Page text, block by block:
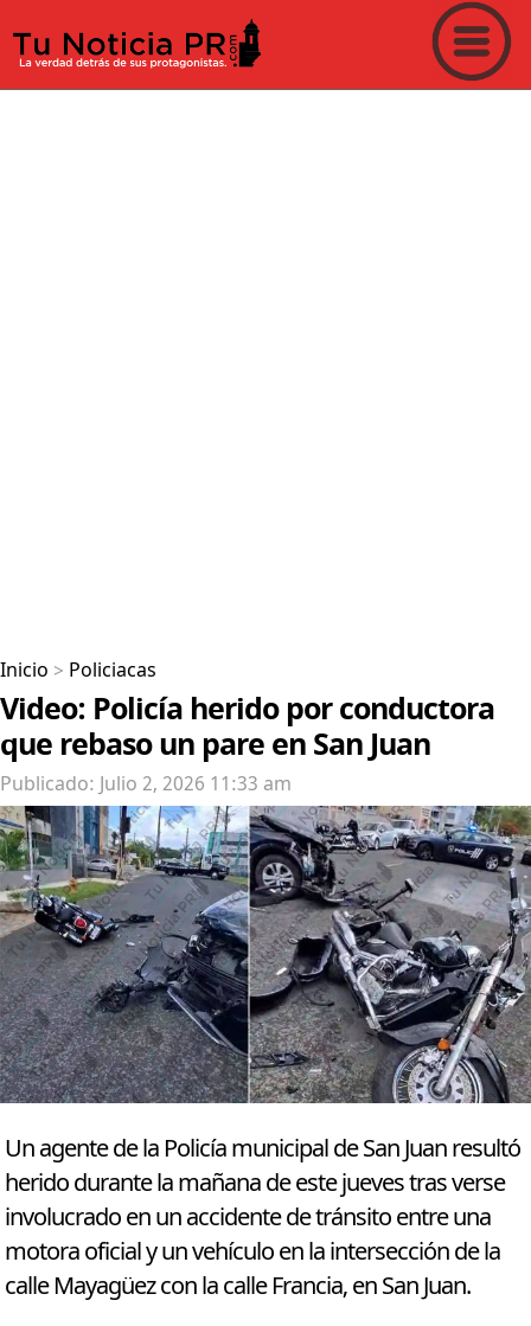
Inicio > Policiacas
Video: Policía herido por conductora
que rebaso un pare en San Juan
Publicado: Julio 2, 2026 11:33 am
Un agente de la Policía municipal de San Juan resultó
herido durante la mañana de este jueves tras verse
involucrado en un accidente de tránsito entre una
motora oficial y un vehículo en la intersección de la
calle Mayagüez con la calle Francia, en San Juan.